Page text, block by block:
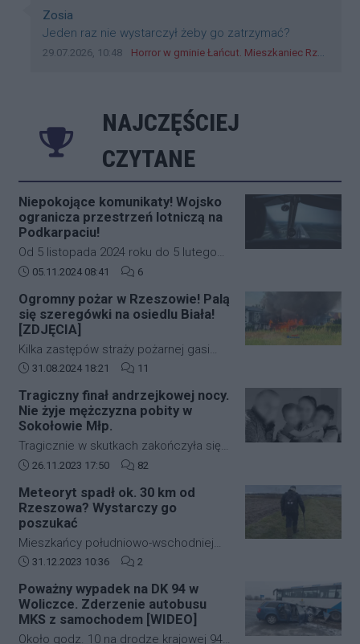
Autor komentarza:
Zosia
Treść komentarza:
Jeden raz nie wystarczył żeby go zatrzymać?
Data dodania komentarza:
29.07.2026, 10:48 Źródło komentarza:
Horror w gminie Łańcut. Mieszkaniec Rzeszowa terroryzował rodzinę nożem i zaatakował policjantów! [VIDEO]
NAJCZĘŚCIEJ
CZYTANE
Niepokojące komunikaty! Wojsko
ogranicza przestrzeń lotniczą na
Podkarpaciu!
Od 5 listopada 2024 roku do 5 lutego
2025 roku w południowo-wschodniej
obowiązywać będą nowe, bardziej
restrykcyjne zasady dotyczące ruchu
lotniczego. Decyzja ta została podjęta
na wniosek Dowództwa Operacyjnego
Rodzajów Sił Zbrojnych i wprowadza
strefę ograniczonej lotności EP R125.
Data dodania artykułu:
05.11.2024 08:41 Liczba komentarzy artykułu:
6
Ogromny pożar w Rzeszowie! Palą
się szeregówki na osiedlu Biała!
[ZDJĘCIA]
Kilka zastępów straży pożarnej gasi
duży pożar budynków mieszkalnych w
kardynała Karola Wojtyły na
rzeszowskim osiedlu Biała.
Data dodania artykułu:
31.08.2024 18:21 Liczba komentarzy artykułu:
11
Tragiczny finał andrzejkowej nocy.
Nie żyje mężczyzna pobity w
Sokołowie Młp.
Tragicznie w skutkach zakończyła się
andrzejkowa noc w Sokołowie Młp. W
mężczyzna. Zmarł w drodze do
szpitala.
Data dodania artykułu:
26.11.2023 17:50 Liczba komentarzy artykułu:
82
Meteoryt spadł ok. 30 km od
Rzeszowa? Wystarczy go
poszukać
Mieszkańcy południowo-wschodniej
Polski kilkanaście dni temu mogli
Świadkowie zdarzenia twierdzą, że
najpierw usłyszeli głośny huk, a
następnie zobaczyli jasną kulę ognia,
Data dodania artykułu:
31.12.2023 10:36 Liczba komentarzy artykułu:
2
Poważny wypadek na DK 94 w
Woliczce. Zderzenie autobusu
MKS z samochodem [WIDEO]
Około godz. 10 na drodze krajowej 94